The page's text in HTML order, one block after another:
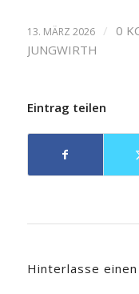
13. MÄRZ 2026 / 0
JUNGWIRTH
Eintrag teilen
Hinterlasse